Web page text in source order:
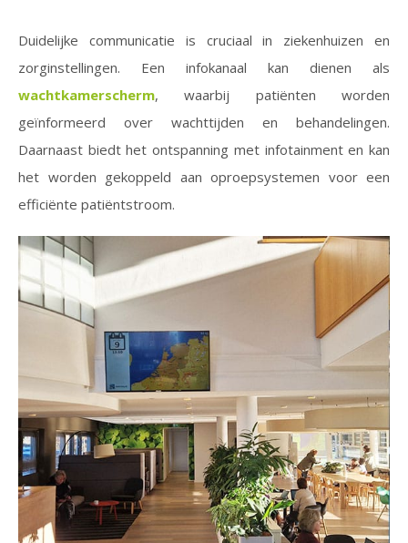
Duidelijke communicatie is cruciaal in ziekenhuizen en
zorginstellingen. Een infokanaal kan dienen als
wachtkamerscherm, waarbij patiënten worden
geïnformeerd over wachttijden en behandelingen.
Daarnaast biedt het ontspanning met infotainment en kan
het worden gekoppeld aan oproepsystemen voor een
efficiënte patiëntstroom.